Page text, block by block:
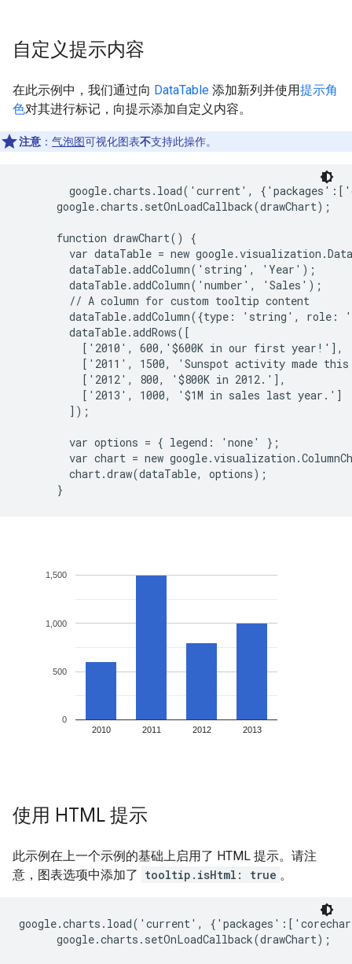
自定义提示内容
在此示例中，我们通过向 DataTable 添加新列并使用提示角
色对其进行标记，向提示添加自定义内容。
注意 ： 气泡图可视化图表不支持此操作。
google.charts.load('current',
      google.charts.setOnLoadCallback(drawChart);
      function drawChart() {
var dataTable = new
        dataTable.addColumn('string', 'Year');
        dataTable.addColumn('number', 'Sales');
        // A column for custom tooltip content
dataTable.addColumn({type: 'string', role:
        dataTable.addRows([
          ['2010', 600,'$600K in our first year!'],
['2011', 1500, 'Sunspot activity made
          ['2012', 800, '$800K in 2012.'],
          ['2013', 1000, '$1M in sales last year.']
        ]);
        var options = { legend: 'none' };
var chart = new
        chart.draw(dataTable, options);
使用 HTML 提示
此示例在上一个示例的基础上启用了 HTML 提示。请注
意，图表选项中添加了 tooltip.isHtml: true 。
google.charts.load('current',
      google.charts.setOnLoadCallback(drawChart);